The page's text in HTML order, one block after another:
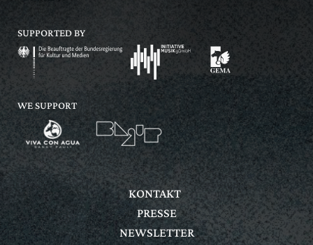
SUPPORTED BY
WE SUPPORT
KONTAKT
PRESSE
NEWSLETTER